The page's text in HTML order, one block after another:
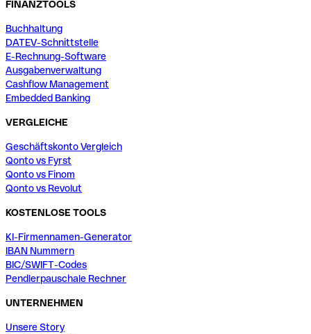
FINANZTOOLS
Buchhaltung
DATEV-Schnittstelle
E-Rechnung-Software
Ausgabenverwaltung
Cashflow Management
Embedded Banking
VERGLEICHE
Geschäftskonto Vergleich
Qonto vs Fyrst
Qonto vs Finom
Qonto vs Revolut
KOSTENLOSE TOOLS
KI-Firmennamen-Generator
IBAN Nummern
BIC/SWIFT-Codes
Pendlerpauschale Rechner
UNTERNEHMEN
Unsere Story